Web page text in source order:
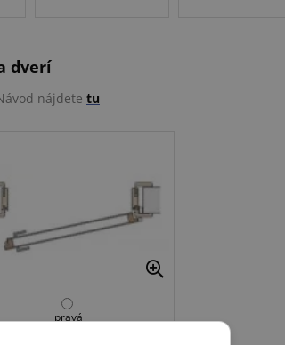
dverí
nájdete tu
pravá